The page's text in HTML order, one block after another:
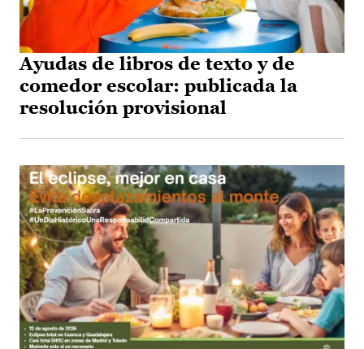
Ayudas de libros de texto y de
comedor escolar: publicada la
resolución provisional